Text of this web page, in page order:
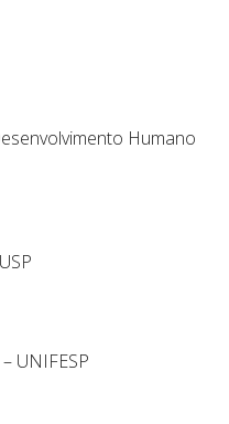
Humano
UNIFESP